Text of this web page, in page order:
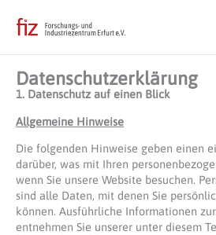
Datenschutzerklärung
1. Datenschutz auf einen Blick
Allgemeine Hinweise
Die folgenden Hinweise geben einen
darüber, was mit Ihren
wenn Sie unsere Website besuchen.
sind alle Daten, mit denen Sie
können. Ausführliche Informationen
entnehmen Sie unserer unter diesem